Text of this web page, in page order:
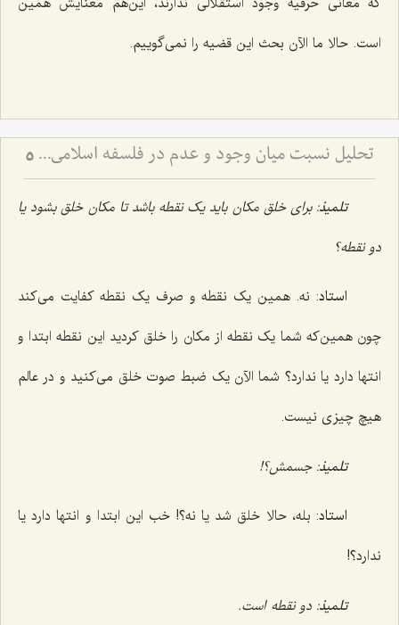
است. حالا ما الآن بحث این قضیه را نمی‌گوییم.
تحلیل نسبت میان وجود و عدم در فلسفه اسلامی - بررسی امتناع اتصاف واجب الوجود به انحاء عدم 5
تلمیذ: برای خلق مکان باید یک نقطه باشد تا مکان خلق بشود یا
دو نقطه؟
استاد: نه. همین یک نقطه و صرف یک نقطه کفایت می‌کند
چون همین‌که شما یک نقطه از مکان را خلق کردید این نقطه ابتدا و
انتها دارد یا ندارد؟ شما الآن یک ضبط صوت خلق می‌کنید و در عالم
هیچ چیزی نیست.
تلمیذ: جسمش؟!
استاد: بله، حالا خلق شد یا نه؟! خب این ابتدا و انتها دارد یا
ندارد؟!
تلمیذ: دو نقطه است.